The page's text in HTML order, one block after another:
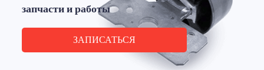
запчасти и работы
ЗАПИСАТЬСЯ